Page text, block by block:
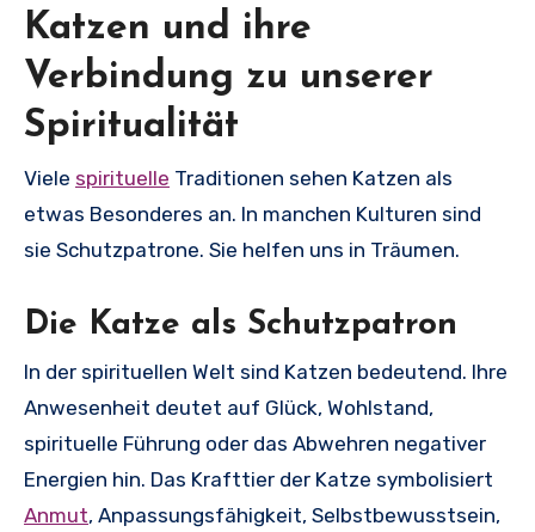
Katzen und ihre
Verbindung zu unserer
Spiritualität
Viele spirituelle Traditionen sehen Katzen als
etwas Besonderes an. In manchen Kulturen sind
sie Schutzpatrone. Sie helfen uns in Träumen.
Die Katze als Schutzpatron
In der spirituellen Welt sind Katzen bedeutend. Ihre
Anwesenheit deutet auf Glück, Wohlstand,
spirituelle Führung oder das Abwehren negativer
Energien hin. Das Krafttier der Katze symbolisiert
Anmut, Anpassungsfähigkeit, Selbstbewusstsein,